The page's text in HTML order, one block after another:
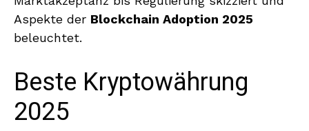
Aspekte der Blockchain Adoption 2025
beleuchtet.
Beste Kryptowährung
2025